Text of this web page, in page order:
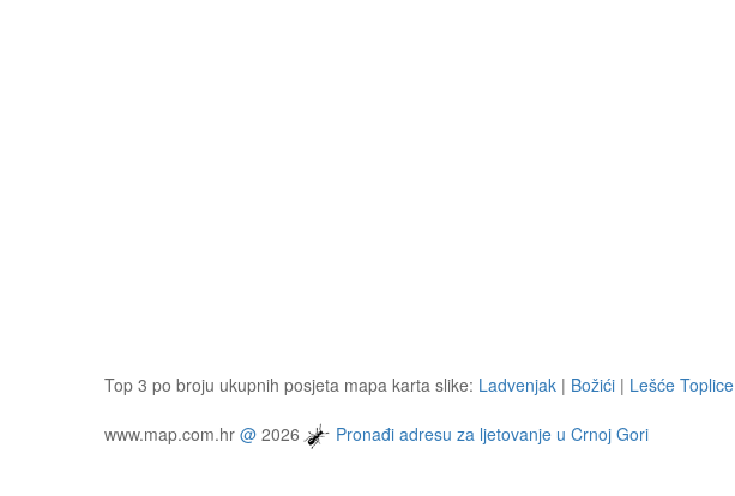
Top 3 po broju ukupnih posjeta mapa karta slike: Ladvenjak | Božići | Lešće Toplice
www.map.com.hr @ 2026 Pronađi adresu za ljetovanje u Crnoj Gori